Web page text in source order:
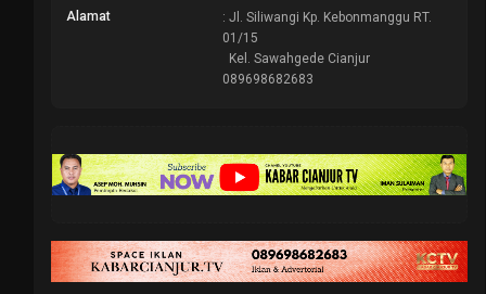
Alamat
: Jl. Siliwangi Kp. Kebonmanggu RT.
01/15
Kel. Sawahgede Cianjur
089698682683